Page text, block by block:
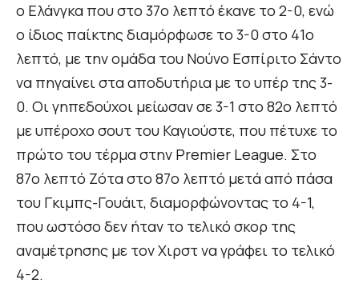
ο Ελάνγκα που στο 37ο λεπτό έκανε το 2-0, ενώ
ο ίδιος παίκτης διαμόρφωσε το 3-0 στο 41ο
λεπτό, με την ομάδα του Νούνο Εσπίριτο Σάντο
να πηγαίνει στα αποδυτήρια με το υπέρ της 3-
0. Οι γηπεδούχοι μείωσαν σε 3-1 στο 82ο λεπτό
με υπέροχο σουτ του Καγιούστε, που πέτυχε το
πρώτο του τέρμα στην Premier League. Στο
87ο λεπτό Ζότα στο 87ο λεπτό μετά από πάσα
του Γκιμπς-Γουάιτ, διαμορφώνοντας το 4-1,
που ωστόσο δεν ήταν το τελικό σκορ της
αναμέτρησης με τον Χιρστ να γράφει το τελικό
4-2.